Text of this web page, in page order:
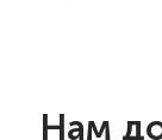
Нам